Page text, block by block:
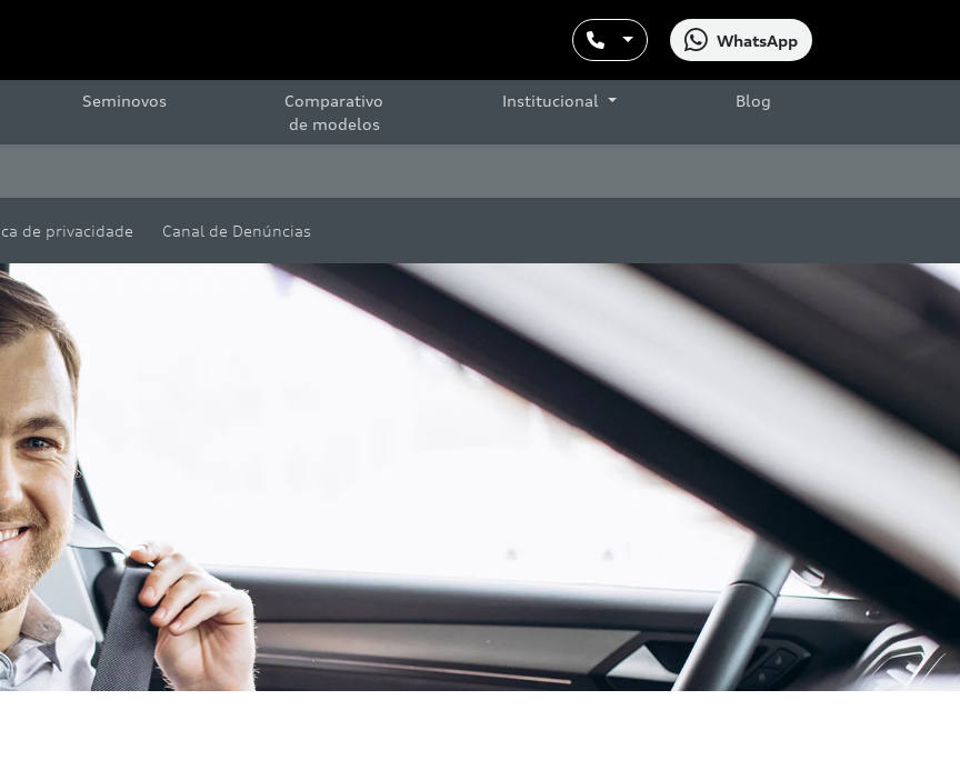
WhatsApp
Seminovos
Comparativo
de modelos
Institucional Blog
de privacidade Canal de Denúncias